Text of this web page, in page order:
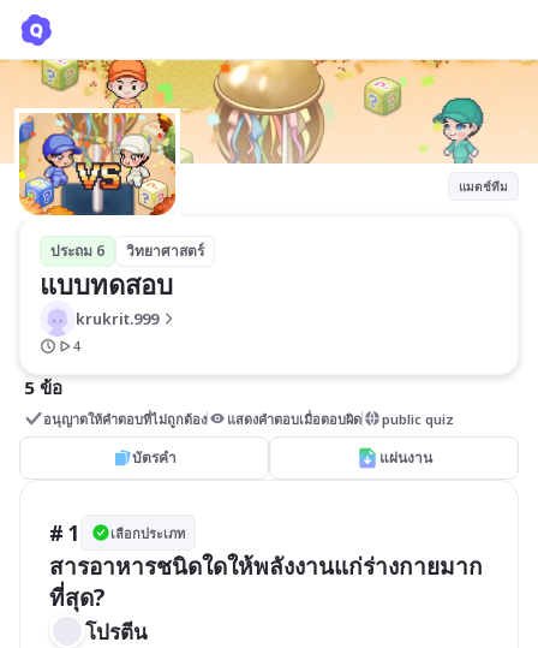
แมตช์ทีม
ประถม 6 วิทยาศาสตร์
แบบทดสอบ
krukrit.999
4
5 ข้อ
อนุญาตให้คำตอบที่ไม่ถูกต้อง แสดงคำตอบเมื่อตอบผิด public quiz
บัตรคำ แผ่นงาน
# 1 เลือกประเภท
สารอาหารชนิดใดให้พลังงานแก่ร่างกายมาก
โปรตีน